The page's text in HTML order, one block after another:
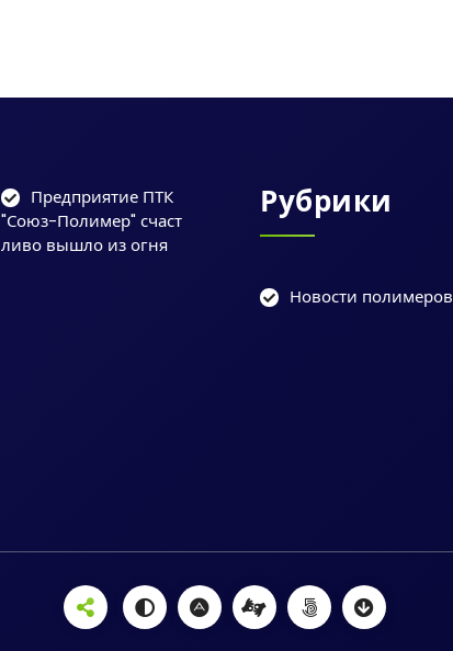
Предприятие ПТК
"Союз-Полимер" счаст
ливо вышло из огня
Рубрики
Новости полимеров